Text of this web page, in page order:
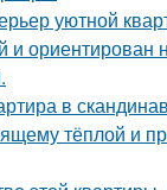
уютной
и ориентирован
в
тёплой и